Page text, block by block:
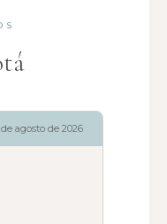
agosto de 2026